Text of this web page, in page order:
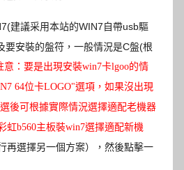
建議采用本站的WIN7自帶usb驅
要安裝的盤符，一般情況是C盤(根
意：要是出現安裝win7卡lgoo的情
64位卡LOGO"選項，如果沒出現
後可根據實際情況選擇適配老機器
虹b560主板裝win7選擇適配新機
再選擇另一個方案）
，然後點擊一